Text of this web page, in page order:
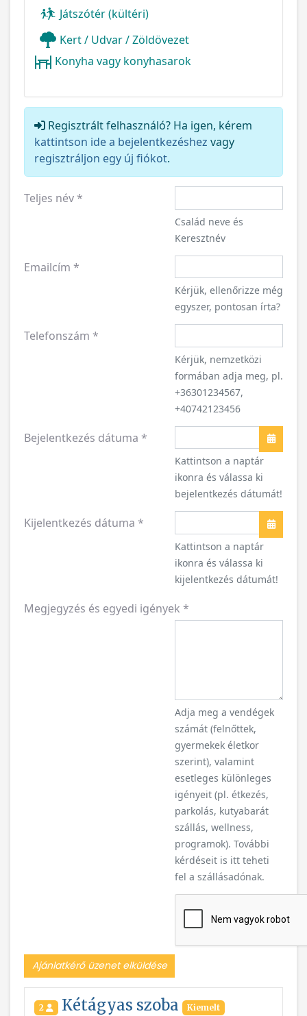
Játszótér (kültéri)
Kert / Udvar / Zöldövezet
Konyha vagy konyhasarok
Regisztrált felhasználó? Ha igen, kérem
kattintson ide a bejelentkezéshez vagy
regisztráljon egy új fiókot.
Teljes név*
Család neve és
Keresztnév
Emailcím *
Kérjük, ellenőrizze még
egyszer, pontosan írta?
Telefonszám *
Kérjük, nemzetközi
formában adja meg, pl.
+36301234567,
+40742123456
Bejelentkezés dátuma *
Naptár
Kattintson a naptár
ikonra és válassa ki
bejelentkezés dátumát!
Kijelentkezés dátuma *
Naptár
Kattintson a naptár
ikonra és válassa ki
kijelentkezés dátumát!
Megjegyzés és egyedi igények *
Adja meg a vendégek
számát (felnőttek,
gyermekek életkor
szerint), valamint
esetleges különleges
igényeit (pl. étkezés,
parkolás, kutyabarát
szállás, wellness,
programok). További
kérdéseit is itt teheti
fel a szállásadónak.
Ajánlatkérő üzenet elküldése
2 Kétágyas szoba Kiemelt